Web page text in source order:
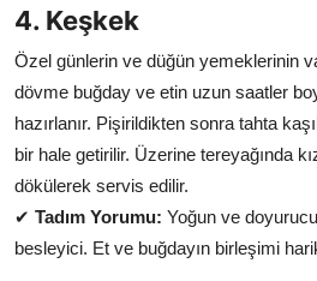
4. Keşkek
Özel günlerin ve düğün yemeklerinin
dövme buğday ve etin uzun saatler
hazırlanır. Pişirildikten sonra tahta
bir hale getirilir. Üzerine tereyağında
dökülerek servis edilir.
✔ Tadım Yorumu: Yoğun ve
besleyici. Et ve buğdayın birleşimi